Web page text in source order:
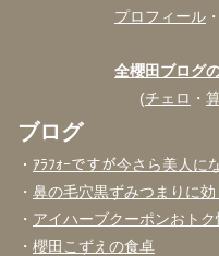
プロフィール ・
全櫻田ブログ
(チェロ ・
ブログ
・ ｱﾗﾌｫｰですが今さら美人に
・ 鼻の毛穴黒ずみつまりに効
・ アイハーブクーポンおトク
・ 櫻田こずえの食卓